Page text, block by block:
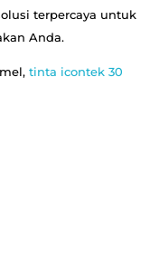
terpercaya untuk
Anda.
tinta icontek 30